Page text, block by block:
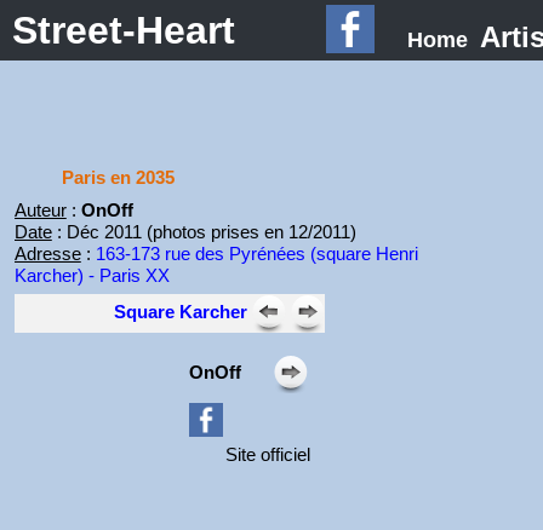
Street-Heart Home
Paris en 2035
Auteur: OnOff
Date: Déc 2011 (photos prises en 12/2011)
Adresse: 163-173 rue des Pyrénées (square Henri
Karcher) - Paris XX
Square Karcher
OnOff
Site officiel